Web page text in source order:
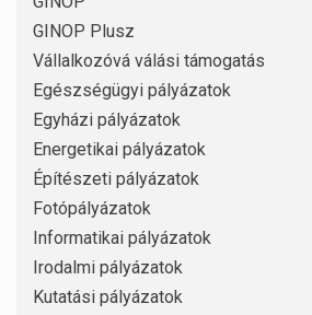
GINOP Plusz
Vállalkozóvá válási támogatás
Egészségügyi pályázatok
Egyházi pályázatok
Energetikai pályázatok
Építészeti pályázatok
Fotópályázatok
Informatikai pályázatok
Irodalmi pályázatok
Kutatási pályázatok